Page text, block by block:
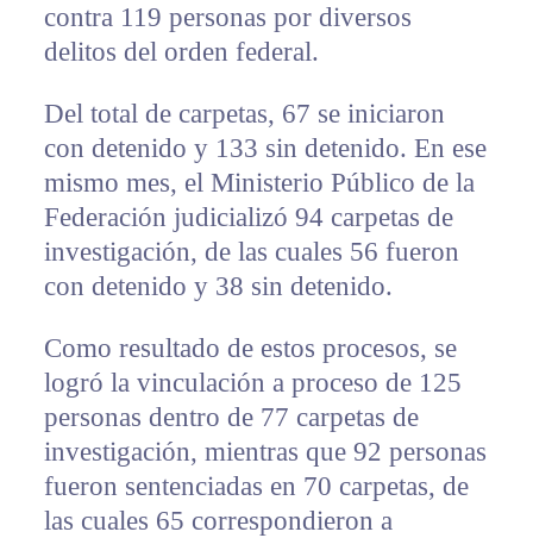
contra 119 personas por diversos
delitos del orden federal.
Del total de carpetas, 67 se iniciaron
con detenido y 133 sin detenido. En ese
mismo mes, el Ministerio Público de la
Federación judicializó 94 carpetas de
investigación, de las cuales 56 fueron
con detenido y 38 sin detenido.
Como resultado de estos procesos, se
logró la vinculación a proceso de 125
personas dentro de 77 carpetas de
investigación, mientras que 92 personas
fueron sentenciadas en 70 carpetas, de
las cuales 65 correspondieron a